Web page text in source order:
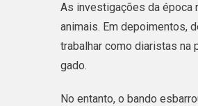
As investigações da época
animais. Em depoimentos,
trabalhar como diaristas na
gado.
No entanto, o bando